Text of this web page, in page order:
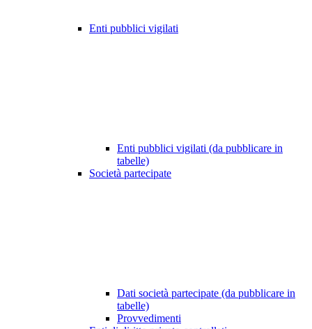
Enti pubblici vigilati
Enti pubblici vigilati (da pubblicare in
tabelle)
Società partecipate
Dati società partecipate (da pubblicare in
tabelle)
Provvedimenti